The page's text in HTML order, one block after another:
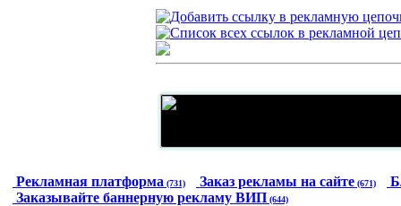
Рекламная платформа (731) Заказ рекламы на сайте (671)
Заказывайте баннерную рекламу ВИП (644)